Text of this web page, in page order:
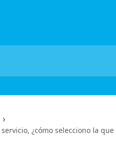
¿cómo selecciono la